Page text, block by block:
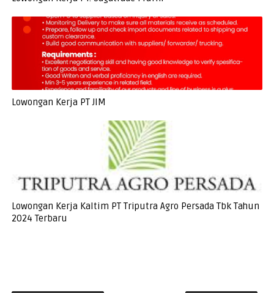
Lowongan Kerja PT JIM
Lowongan Kerja Kaltim PT Triputra Agro Persada Tbk Tahun
2024 Terbaru